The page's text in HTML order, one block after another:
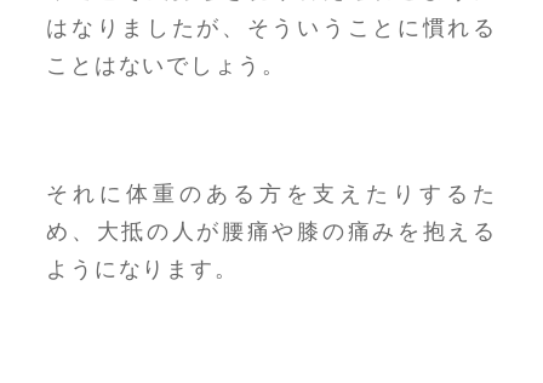
はなりましたが、そういうことに慣れる
ことはないでしょう。
それに体重のある方を支えたりするた
め、大抵の人が腰痛や膝の痛みを抱える
ようになります。